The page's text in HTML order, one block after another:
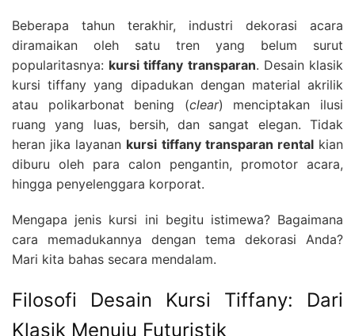
Beberapa tahun terakhir, industri dekorasi acara
diramaikan oleh satu tren yang belum surut
popularitasnya: kursi tiffany transparan. Desain klasik
kursi tiffany yang dipadukan dengan material akrilik
atau polikarbonat bening (clear) menciptakan ilusi
ruang yang luas, bersih, dan sangat elegan. Tidak
heran jika layanan kursi tiffany transparan rentalkian
diburu oleh para calon pengantin, promotor acara,
hingga penyelenggara korporat.
Mengapa jenis kursi ini begitu istimewa? Bagaimana
cara memadukannya dengan tema dekorasi Anda?
Mari kita bahas secara mendalam.
Filosofi Desain Kursi Tiffany: Dari
Klasik Menuju Futuristik